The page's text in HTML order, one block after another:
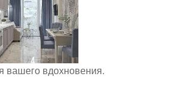
вашего вдохновения.